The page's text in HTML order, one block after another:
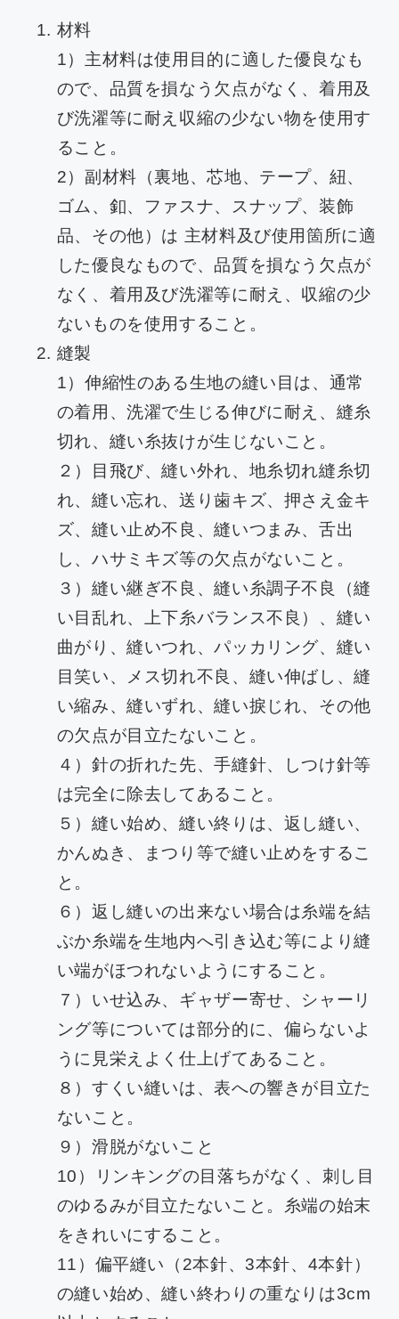
材料
1）主材料は使用目的に適した優良なも
ので、品質を損なう欠点がなく、着用及
び洗濯等に耐え収縮の少ない物を使用す
ること。
2）副材料（裏地、芯地、テープ、紐、
ゴム、釦、ファスナ、スナップ、装飾
品、その他）は 主材料及び使用箇所に適
した優良なもので、品質を損なう欠点が
なく、着用及び洗濯等に耐え、収縮の少
ないものを使用すること。
縫製
1）伸縮性のある生地の縫い目は、通常
の着用、洗濯で生じる伸びに耐え、縫糸
切れ、縫い糸抜けが生じないこと。
２）目飛び、縫い外れ、地糸切れ縫糸切
れ、縫い忘れ、送り歯キズ、押さえ金キ
ズ、縫い止め不良、縫いつまみ、舌出
し、ハサミキズ等の欠点がないこと。
３）縫い継ぎ不良、縫い糸調子不良（縫
い目乱れ、上下糸バランス不良）、縫い
曲がり、縫いつれ、パッカリング、縫い
目笑い、メス切れ不良、縫い伸ばし、縫
い縮み、縫いずれ、縫い捩じれ、その他
の欠点が目立たないこと。
４）針の折れた先、手縫針、しつけ針等
は完全に除去してあること。
５）縫い始め、縫い終りは、返し縫い、
かんぬき、まつり等で縫い止めをするこ
と。
６）返し縫いの出来ない場合は糸端を結
ぶか糸端を生地内へ引き込む等により縫
い端がほつれないようにすること。
７）いせ込み、ギャザー寄せ、シャーリ
ング等については部分的に、偏らないよ
うに見栄えよく仕上げてあること。
８）すくい縫いは、表への響きが目立た
ないこと。
９）滑脱がないこと
10）リンキングの目落ちがなく、刺し目
のゆるみが目立たないこと。糸端の始末
をきれいにすること。
11）偏平縫い（2本針、3本針、4本針）
の縫い始め、縫い終わりの重なりは3cm